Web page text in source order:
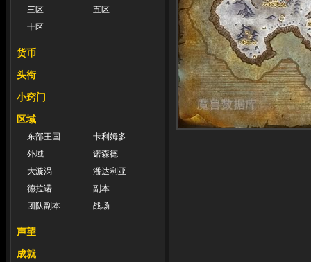
三区
五区
十区
货币
头衔
小窍门
区域
东部王国
卡利姆多
外域
诺森德
大漩涡
潘达利亚
德拉诺
副本
团队副本
战场
声望
成就